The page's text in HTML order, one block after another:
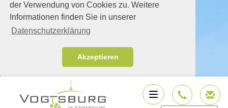
der Verwendung von Cookies zu. Weitere
Informationen finden Sie in unserer
Datenschutzerklärung
Akzeptieren